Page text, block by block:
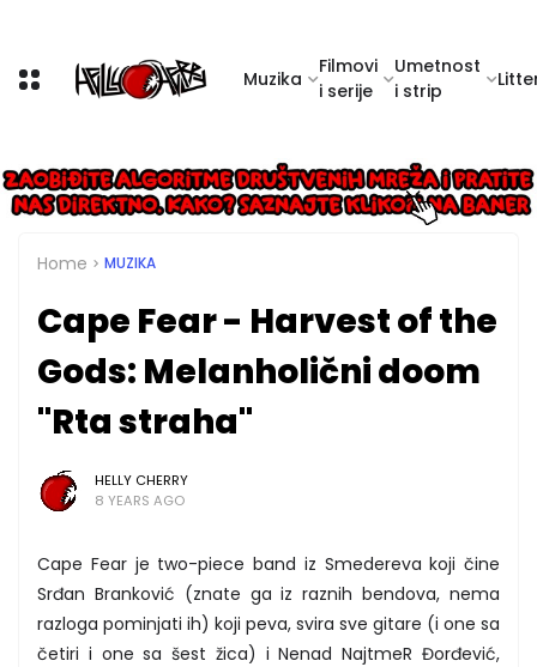
Muzika
Filmovi
i serije
Umetnost
i strip
Home MUZIKA
Cape Fear - Harvest of the
Gods: Melanholični doom
"Rta straha"
HELLY CHERRY
8 YEARS AGO
Cape Fear je two-piece band iz Smedereva koji čine
Srđan Branković (znate ga iz raznih bendova, nema
razloga pominjati ih) koji peva, svira sve gitare (i one sa
četiri i one sa šest žica) i Nenad NajtmeR Đorđević,